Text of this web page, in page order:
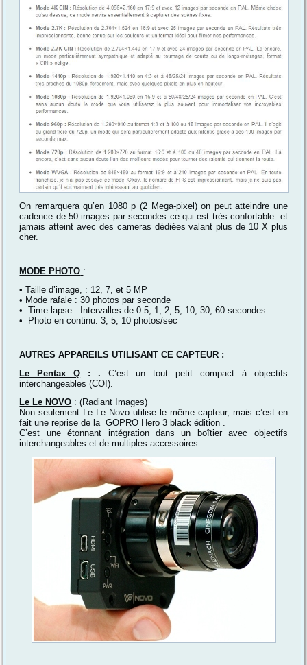
On remarquera qu’en 1080 p (2 Mega-pixel) on peut atteindre une
cadence de 50 images par secondes ce qui est très confortable et
jamais atteint avec des cameras dédiées valant plus de 10 X plus
cher.
MODE PHOTO :
• Taille d’image, : 12, 7, et 5 MP
• Mode rafale : 30 photos par seconde
• Time lapse : Intervalles de 0.5, 1, 2, 5, 10, 30, 60 secondes
• Photo en continu: 3, 5, 10 photos/sec
AUTRES APPAREILS UTILISANT CE CAPTEUR :
Le Pentax Q : . C’est un tout petit compact à objectifs
interchangeables (COI).
Le Le NOVO : (Radiant Images)
Non seulement Le Le Novo utilise le même capteur, mais c’est en
fait une reprise de la GOPRO Hero 3 black édition .
C’est une étonnant intégration dans un boîtier avec objectifs
interchangeables et de multiples accessoires